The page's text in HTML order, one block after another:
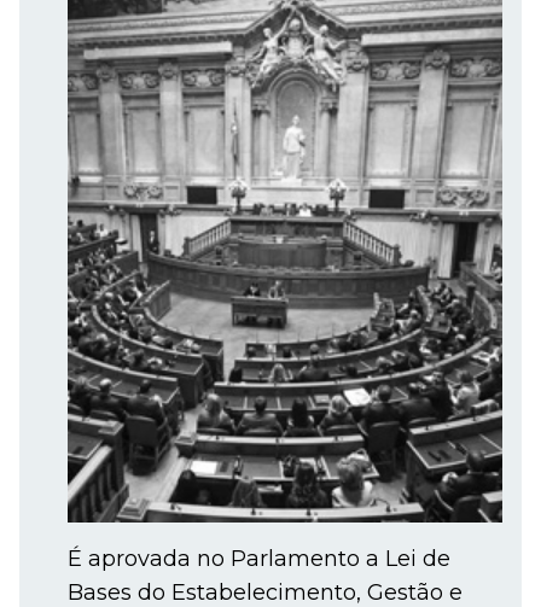
É aprovada no Parlamento a Lei de
Bases do Estabelecimento, Gestão e